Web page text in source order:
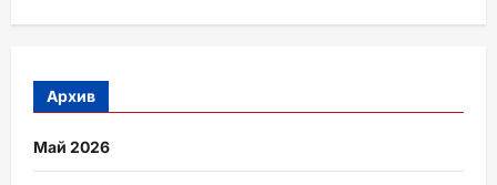
Архив
Май 2026